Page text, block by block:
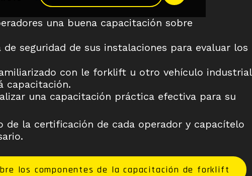
una buena capacitación sobre
seguridad de sus instalaciones para evaluar los
con le forklift u otro vehículo industrial
capacitación.
una capacitación práctica efectiva para su
de la certificación de cada operador y capacítelo
los componentes de la capacitación de forklift